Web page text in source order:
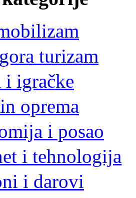
turizam
i igračke
oprema
i posao
i tehnologija
i darovi